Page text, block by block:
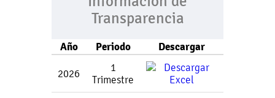
Transparencia
Año Periodo Descargar
2026
1
Trimestre